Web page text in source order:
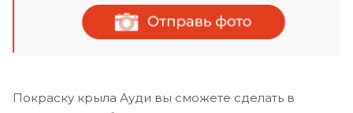
Покраску крыла Ауди вы сможете сделать в